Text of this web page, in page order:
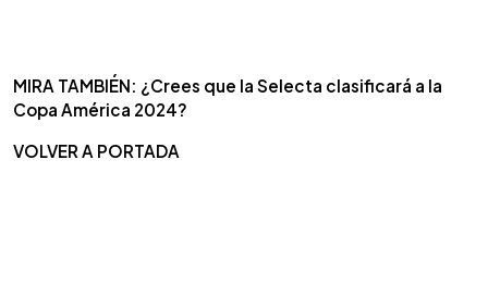
MIRA TAMBIÉN: ¿Crees que la Selecta clasificará a la
Copa América 2024?
VOLVER A PORTADA